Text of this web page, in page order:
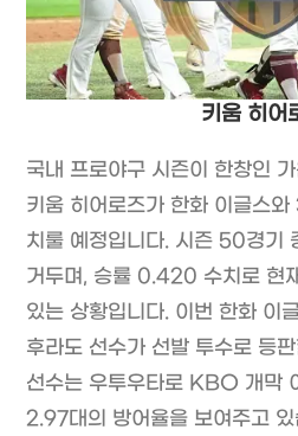
키움 히어
국내 프로야구 시즌이 한창인
키움 히어로즈가 한화 이글스
치룰 예정입니다. 시즌 50경기
거두며, 승률 0.420 수치로 현
있는 상황입니다. 이번 한화 이
후라도 선수가 선발 투수로 등
선수는 우투우타로 KBO 개막
2.97대의 방어율을 보여주고